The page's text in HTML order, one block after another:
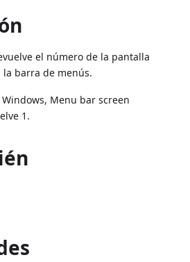
el número de la pantalla
barra de menús.
Menu bar screen
1.